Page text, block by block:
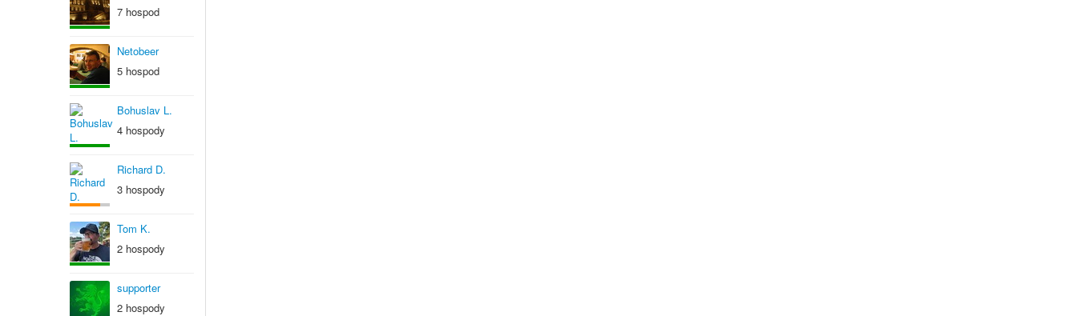
7 hospod
Netobeer
5 hospod
Bohuslav L.
4 hospody
Richard D.
3 hospody
Tom K.
2 hospody
supporter
2 hospody